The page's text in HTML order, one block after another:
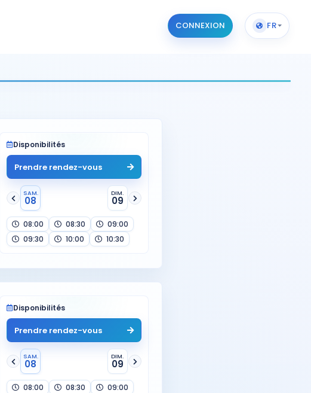
CONNEXION FR
Disponibilités
Prendre rendez-vous
SAM.
08
DIM.
09
08:00 08:30
09:00
09:30
10:00 10:30
Disponibilités
Prendre rendez-vous
SAM.
08
DIM.
09
08:00 08:30
09:00